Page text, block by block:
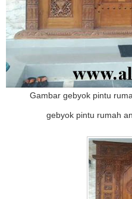
Gambar gebyok pintu
gebyok pintu rumah